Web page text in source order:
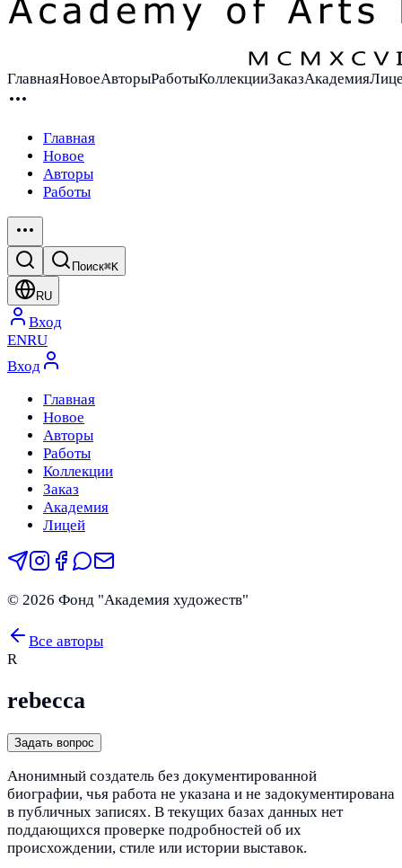
ГлавнаяНовоеАвторыРаботыКоллекцииЗаказАкадемия
Главная
Новое
Авторы
Работы
Поиск⌘K
RU
Вход
ENRU
Вход
Главная
Новое
Авторы
Работы
Коллекции
Заказ
Академия
Лицей
© 2026 Фонд "Академия художеств"
Все авторы
R
rebecca
Задать вопрос
Анонимный создатель без документированной
биографии, чья работа не указана и не задокументирована
в публичных записях. В текущих базах данных нет
поддающихся проверке подробностей об их
происхождении, стиле или истории выставок.